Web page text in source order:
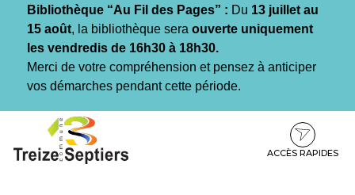
Bibliothèque “Au Fil des Pages” : Du 13 juillet au
15 août, la bibliothèque sera ouverte uniquement
les vendredis de 16h30 à 18h30.
Merci de votre compréhension et pensez à anticiper
vos démarches pendant cette période.
contenu
pied
ACCÈS RAPIDES